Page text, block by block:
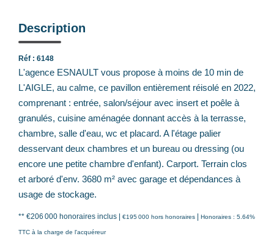
Description
Réf : 6148
L'agence ESNAULT vous propose à moins de 10 min de
L'AIGLE, au calme, ce pavillon entièrement réisolé en 2022,
comprenant : entrée, salon/séjour avec insert et poêle à
granulés, cuisine aménagée donnant accès à la terrasse,
chambre, salle d'eau, wc et placard. A l'étage palier
desservant deux chambres et un bureau ou dressing (ou
encore une petite chambre d'enfant). Carport. Terrain clos
et arboré d'env. 3680 m² avec garage et dépendances à
usage de stockage.
** €206 000 honoraires inclus | €195 000 hors honoraires | Honoraires : 5.64%
TTC à la charge de l'acquéreur